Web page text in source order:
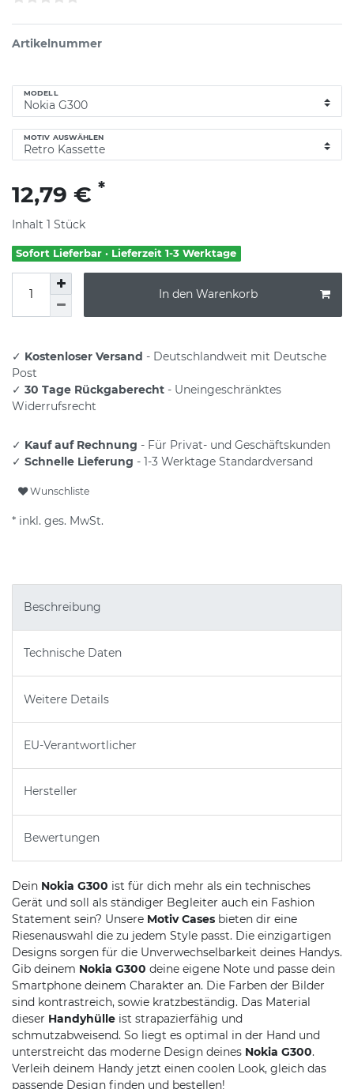
Artikelnummer
MODELL
MOTIV AUSWÄHLEN
12,79 € *
Inhalt 1 Stück
Sofort Lieferbar · Lieferzeit 1-3 Werktage
In den Warenkorb
✓ Kostenloser Versand - Deutschlandweit mit Deutsche
Post
✓ 30 Tage Rückgaberecht - Uneingeschränktes
Widerrufsrecht
✓ Kauf auf Rechnung - Für Privat- und Geschäftskunden
✓ Schnelle Lieferung - 1-3 Werktage Standardversand
Wunschliste
* inkl. ges. MwSt.
Beschreibung
Technische Daten
Weitere Details
EU-Verantwortlicher
Hersteller
Bewertungen
Dein Nokia G300 ist für dich mehr als ein technisches
Gerät und soll als ständiger Begleiter auch ein Fashion
Statement sein? Unsere Motiv Cases bieten dir eine
Riesenauswahl die zu jedem Style passt. Die einzigartigen
Designs sorgen für die Unverwechselbarkeit deines Handys.
Gib deinem Nokia G300 deine eigene Note und passe dein
Smartphone deinem Charakter an. Die Farben der Bilder
sind kontrastreich, sowie kratzbeständig. Das Material
dieser Handyhülle ist strapazierfähig und
schmutzabweisend. So liegt es optimal in der Hand und
unterstreicht das moderne Design deines Nokia G300.
Verleih deinem Handy jetzt einen coolen Look, gleich das
passende Design finden und bestellen!